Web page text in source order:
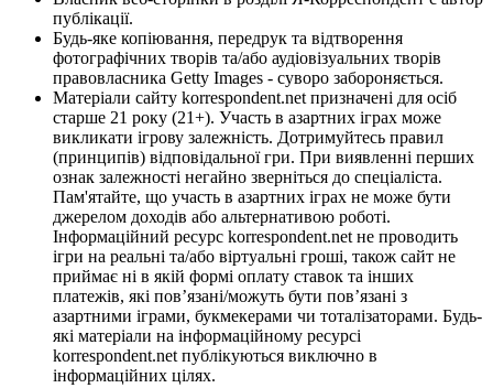
публікації.
Будь-яке копіювання, передрук та відтворення
фотографічних творів та/або аудіовізуальних творів
правовласника Getty Images - суворо забороняється.
Матеріали сайту korrespondent.net призначені для осіб
старше 21 року (21+). Участь в азартних іграх може
викликати ігрову залежність. Дотримуйтесь правил
(принципів) відповідальної гри. При виявленні перших
ознак залежності негайно зверніться до спеціаліста.
Пам'ятайте, що участь в азартних іграх не може бути
джерелом доходів або альтернативою роботі.
Інформаційний ресурс korrespondent.net не проводить
ігри на реальні та/або віртуальні гроші, також сайт не
приймає ні в якій формі оплату ставок та інших
платежів, які пов’язані/можуть бути пов’язані з
азартними іграми, букмекерами чи тоталізаторами. Будь-
які матеріали на інформаційному ресурсі
korrespondent.net публікуються виключно в
інформаційних цілях.